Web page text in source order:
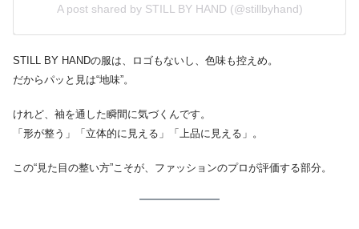
A post shared by STILL BY HAND (@stillbyhand)
STILL BY HANDの服は、ロゴもないし、色味も控えめ。
だからパッと見は“地味”。
けれど、袖を通した瞬間に気づくんです。
「形が整う」「立体的に見える」「上品に見える」。
この“見た目の整い方”こそが、ファッションのプロが評価する部分。